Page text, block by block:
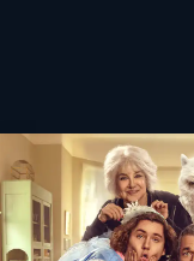
ン・フンスー
・ヨー